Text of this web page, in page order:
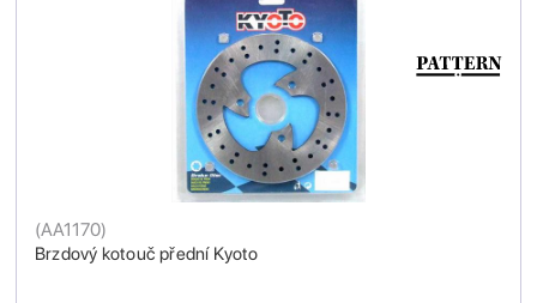
Brzdový kotouč přední Kyoto
(AA1170)